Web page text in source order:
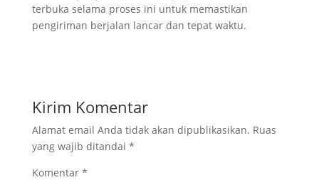
terbuka selama proses ini untuk memastikan
pengiriman berjalan lancar dan tepat waktu.
Kirim Komentar
Alamat email Anda tidak akan dipublikasikan. Ruas
yang wajib ditandai *
Komentar *